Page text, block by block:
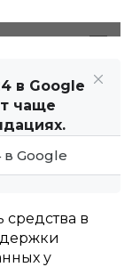
в Google
чаще
Google
средства в
у